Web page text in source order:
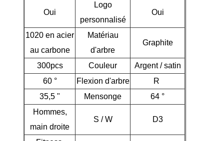
Oui
Logo
personnalisé
Oui
1020 en acier
au carbone
Matériau
d'arbre
Graphite
300pcs Couleur
Argent / satin
60 °
Flexion d'arbre
R
35,5 "
Mensonge
64 °
Hommes,
main droite
S / W D3